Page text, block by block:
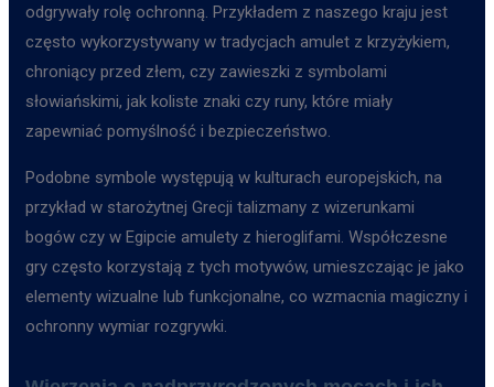
odgrywały rolę ochronną. Przykładem z naszego kraju jest
często wykorzystywany w tradycjach amulet z krzyżykiem,
chroniący przed złem, czy zawieszki z symbolami
słowiańskimi, jak koliste znaki czy runy, które miały
zapewniać pomyślność i bezpieczeństwo.
Podobne symbole występują w kulturach europejskich, na
przykład w starożytnej Grecji talizmany z wizerunkami
bogów czy w Egipcie amulety z hieroglifami. Współczesne
gry często korzystają z tych motywów, umieszczając je jako
elementy wizualne lub funkcjonalne, co wzmacnia magiczny i
ochronny wymiar rozgrywki.